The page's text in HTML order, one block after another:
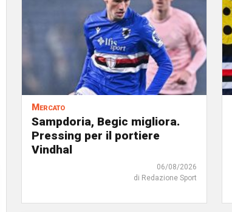
Mercato
Sampdoria, Begic migliora.
Pressing per il portiere
Vindhal
06/08/2026
di Redazione Sport